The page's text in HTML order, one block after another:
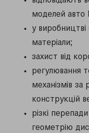
моделей авто
у виробництві
матеріали;
захист від
регулювання
механізмів
конструкцій
різкі
геометрію